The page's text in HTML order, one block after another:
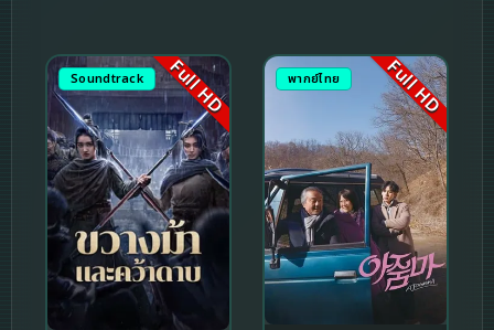
Soundtrack Full HD พากย์ไทย Full HD